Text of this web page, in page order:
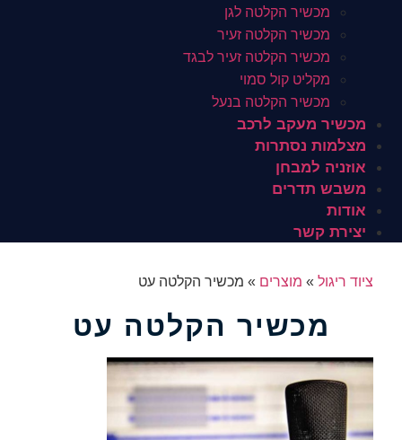
מכשיר הקלטה לגן
מכשיר הקלטה זעיר
מכשיר הקלטה זעיר לבגד
מקליט קול סמוי
מכשיר הקלטה בנעל
מכשיר מעקב לרכב
מצלמות נסתרות
אוזניה למבחן
משבש תדרים
אודות
יצירת קשר
ציוד ריגול » מוצרים » מכשיר הקלטה עט
מכשיר הקלטה עט